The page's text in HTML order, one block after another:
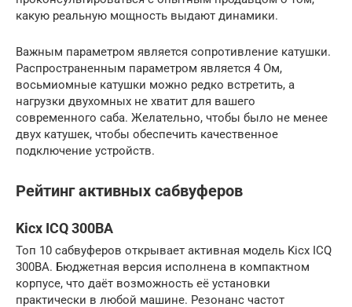
какую реальную мощность выдают динамики.
Важным параметром является сопротивление катушки.
Распространенным параметром является 4 Ом,
восьмиомные катушки можно редко встретить, а
нагрузки двухомных не хватит для вашего
современного саба. Желательно, чтобы было не менее
двух катушек, чтобы обеспечить качественное
подключение устройств.
Рейтинг активных сабвуферов
Kicx ICQ 300BA
Топ 10 сабвуферов открывает активная модель Kicx ICQ
300BA. Бюджетная версия исполнена в компактном
корпусе, что даёт возможность её установки
практически в любой машине. Резонанс частот